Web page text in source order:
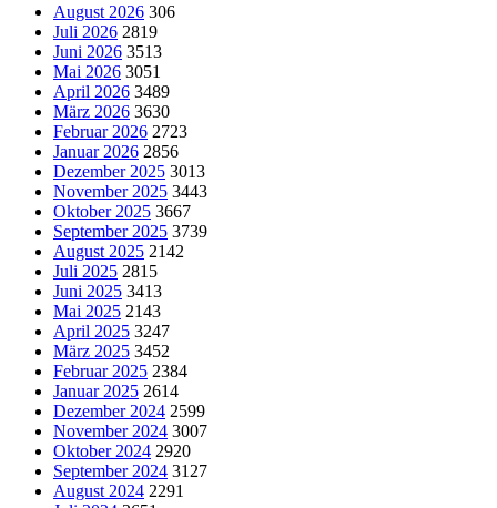
August 2026 306
Juli 2026 2819
Juni 2026 3513
Mai 2026 3051
April 2026 3489
März 2026 3630
Februar 2026 2723
Januar 2026 2856
Dezember 2025 3013
November 2025 3443
Oktober 2025 3667
September 2025 3739
August 2025 2142
Juli 2025 2815
Juni 2025 3413
Mai 2025 2143
April 2025 3247
März 2025 3452
Februar 2025 2384
Januar 2025 2614
Dezember 2024 2599
November 2024 3007
Oktober 2024 2920
September 2024 3127
August 2024 2291